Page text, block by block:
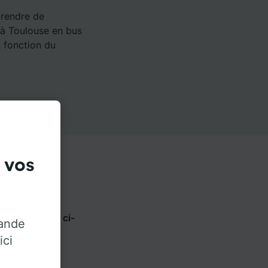
de
Toulouse en bus
fonction du
les onglets ci-